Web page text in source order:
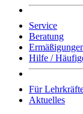
Service
Beratung
Hilfe /
Für
Aktuelles